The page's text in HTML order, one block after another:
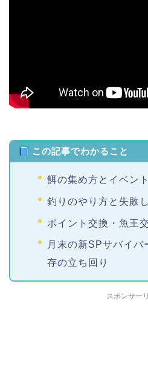
この記事でわかること
餌の集め方とイベン
釣りのやり方と失敗
ポイント交換・魚王
月末の新SPサバイバ
存の立ち回り
スポンサー